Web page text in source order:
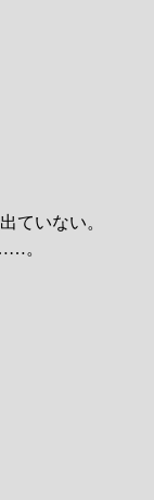
ていない。
。